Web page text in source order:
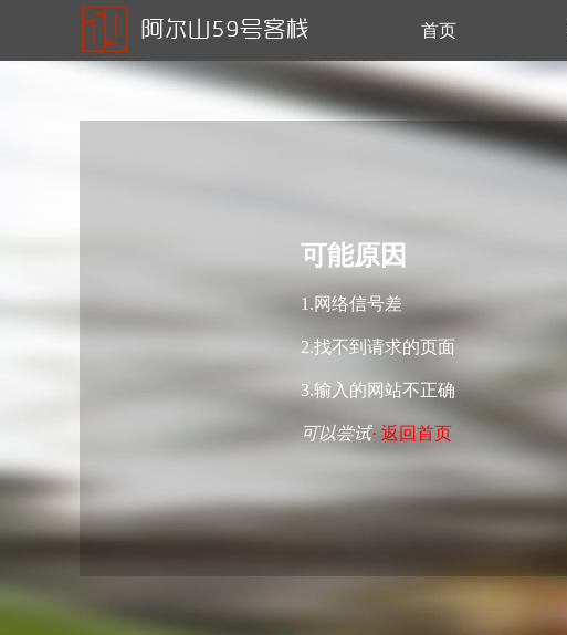
首页
可能原因
1.网络信号差
2.找不到请求的页面
3.输入的网站不正确
可以尝试· 返回首页